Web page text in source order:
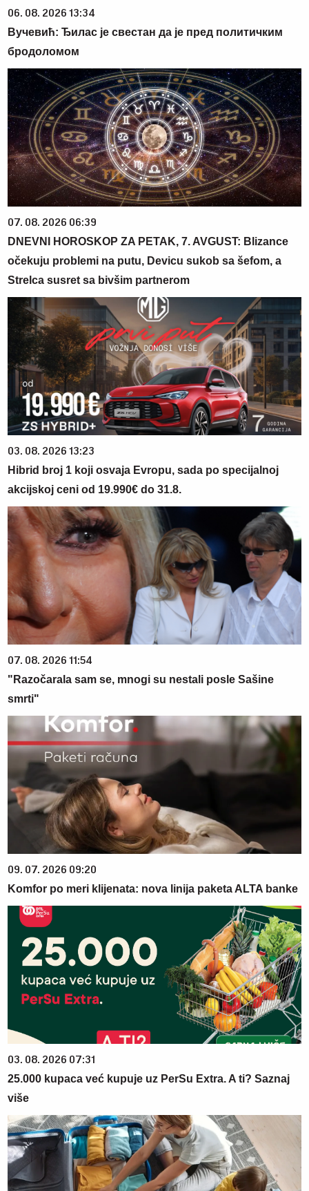
06. 08. 2026 13:34
Вучевић: Ђилас је свестан да је пред политичким
бродоломом
07. 08. 2026 06:39
DNEVNI HOROSKOP ZA PETAK, 7. AVGUST: Blizance
očekuju problemi na putu, Devicu sukob sa šefom, a
Strelca susret sa bivšim partnerom
03. 08. 2026 13:23
Hibrid broj 1 koji osvaja Evropu, sada po specijalnoj
akcijskoj ceni od 19.990€ do 31.8.
07. 08. 2026 11:54
"Razočarala sam se, mnogi su nestali posle Sašine
smrti"
09. 07. 2026 09:20
Komfor po meri klijenata: nova linija paketa ALTA banke
03. 08. 2026 07:31
25.000 kupaca već kupuje uz PerSu Extra. A ti? Saznaj
više